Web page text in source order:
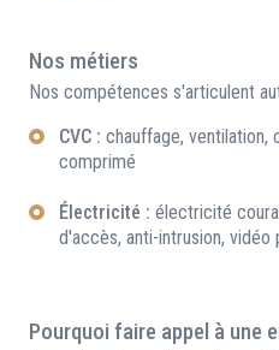
Nos métiers
Nos compétences s'articulent
CVC : chauffage, ventilation,
comprimé
Électricité : électricité
d'accès, anti-intrusion,
Pourquoi faire appel à une